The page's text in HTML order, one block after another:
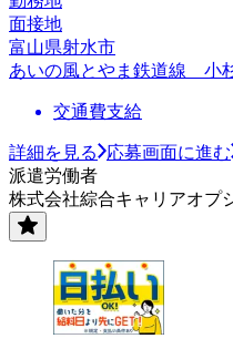
面接地
富山県射水市
あいの風とやま鉄道線 小
交通費支給
詳細を見る
応募画面に進む
派遣労働者
株式会社綜合キャリアオプ